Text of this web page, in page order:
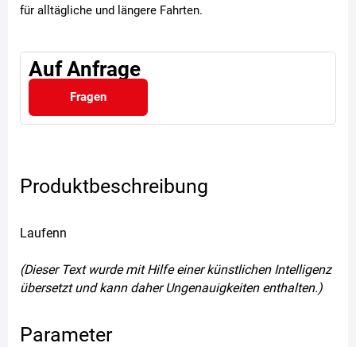
für alltägliche und längere Fahrten.
Auf Anfrage
Fragen
Produktbeschreibung
Laufenn
(Dieser Text wurde mit Hilfe einer künstlichen Intelligenz
übersetzt und kann daher Ungenauigkeiten enthalten.)
Parameter